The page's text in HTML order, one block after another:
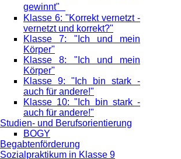
gewinnt"
Klasse 6: "Korrekt vernetzt -
vernetzt und korrekt?"
Klasse 7: "Ich und mein
Körper"
Klasse 8: "Ich und mein
Körper"
Klasse 9: "Ich bin stark -
auch für andere!"
Klasse 10: "Ich bin stark -
auch für andere!"
Studien- und Berufsorientierung
BOGY
Begabtenförderung
Sozialpraktikum in Klasse 9